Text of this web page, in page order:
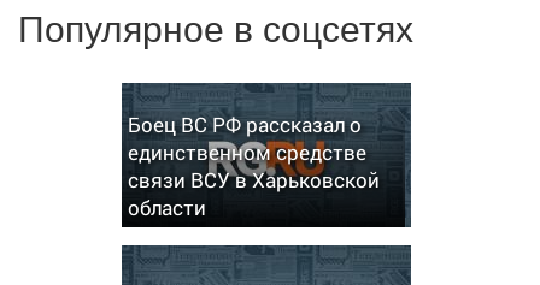
Популярное в соцсетях
Боец ВС РФ рассказал о
единственном средстве
связи ВСУ в Харьковской
области